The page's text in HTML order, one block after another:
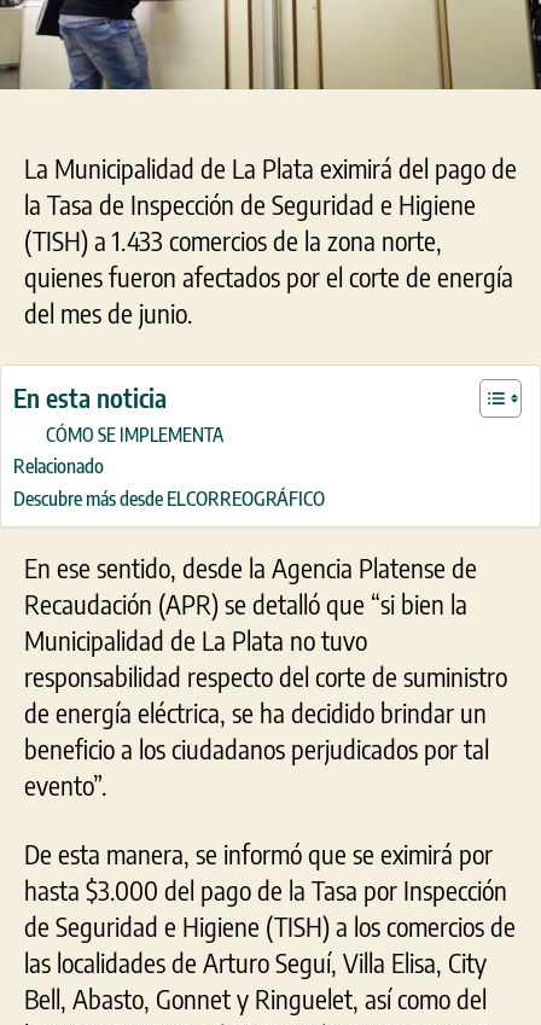
de
La Municipalidad de La Plata eximirá del pago de
la Tasa de Inspección de Seguridad e Higiene
(TISH) a 1.433 comercios de la zona norte,
quienes fueron afectados por el corte de energía
del mes de junio.
En esta noticia
CÓMO SE IMPLEMENTA
Relacionado
Descubre más desde ELCORREOGRÁFICO
En ese sentido, desde la Agencia Platense de
Recaudación (APR) se detalló que “si bien la
Municipalidad de La Plata no tuvo
responsabilidad respecto del corte de suministro
de energía eléctrica, se ha decidido brindar un
beneficio a los ciudadanos perjudicados por tal
evento”.
De esta manera, se informó que se eximirá por
hasta $3.000 del pago de la Tasa por Inspección
de Seguridad e Higiene (TISH) a los comercios de
las localidades de Arturo Seguí, Villa Elisa, City
Bell, Abasto, Gonnet y Ringuelet, así como del